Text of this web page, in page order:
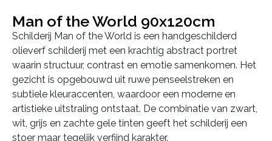
Man of the World 90x120cm
Schilderij Man of the World is een handgeschilderd
olieverf schilderij met een krachtig abstract portret
waarin structuur, contrast en emotie samenkomen. Het
gezicht is opgebouwd uit ruwe penseelstreken en
subtiele kleuraccenten, waardoor een moderne en
artistieke uitstraling ontstaat. De combinatie van zwart,
wit, grijs en zachte gele tinten geeft het schilderij een
stoer maar tegelijk verfijnd karakter.